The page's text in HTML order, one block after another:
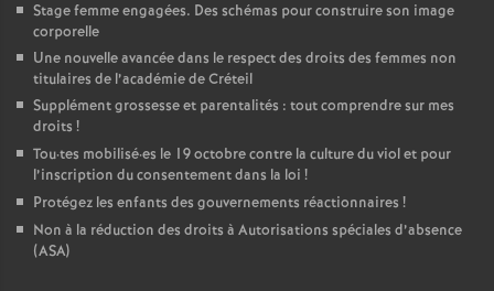
Stage femme engagées. Des schémas pour construire son image
corporelle
Une nouvelle avancée dans le respect des droits des femmes non
titulaires de l’académie de Créteil
Supplément grossesse et parentalités : tout comprendre sur mes
droits !
Tou·tes mobilisé·es le 19 octobre contre la culture du viol et pour
l’inscription du consentement dans la loi !
Protégez les enfants des gouvernements réactionnaires !
Non à la réduction des droits à Autorisations spéciales d’absence
(ASA)